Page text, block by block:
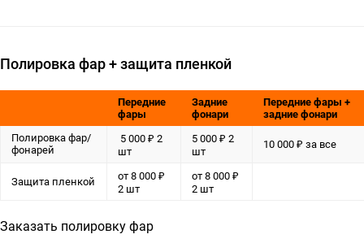
Полировка фар + защита пленкой
Передние
фары
Задние
фонари
Передние фары +
задние фонари
Полировка фар/
фонарей
5 000 ₽ 2
шт
5 000 ₽ 2
шт
10 000 ₽ за все
Защита пленкой
от 8 000 ₽
2 шт
от 8 000 ₽
2 шт
Заказать полировку фар